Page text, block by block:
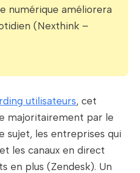
numérique améliorera
(Nexthink –
utilisateurs, cet
majoritairement par le
sujet, les entreprises qui
les canaux en direct
en plus (Zendesk). Un